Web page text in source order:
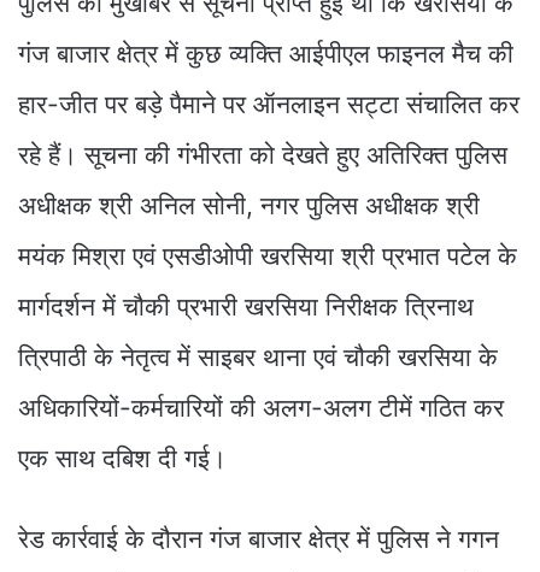
गंज बाजार क्षेत्र में कुछ व्यक्ति आईपीएल फाइनल मैच की
हार-जीत पर बड़े पैमाने पर ऑनलाइन सट्टा संचालित कर
रहे हैं। सूचना की गंभीरता को देखते हुए अतिरिक्त पुलिस
अधीक्षक श्री अनिल सोनी, नगर पुलिस अधीक्षक श्री
मयंक मिश्रा एवं एसडीओपी खरसिया श्री प्रभात पटेल के
मार्गदर्शन में चौकी प्रभारी खरसिया निरीक्षक त्रिनाथ
त्रिपाठी के नेतृत्व में साइबर थाना एवं चौकी खरसिया के
अधिकारियों-कर्मचारियों की अलग-अलग टीमें गठित कर
एक साथ दबिश दी गई।
रेड कार्रवाई के दौरान गंज बाजार क्षेत्र में पुलिस ने गगन